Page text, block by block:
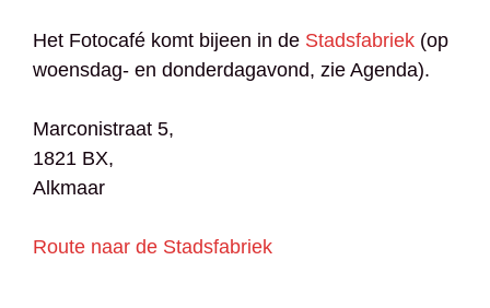
Het Fotocafé komt bijeen in de Stadsfabriek (op
woensdag- en donderdagavond, zie Agenda).
Marconistraat 5,
1821 BX,
Alkmaar​
Route naar de Stadsfabriek